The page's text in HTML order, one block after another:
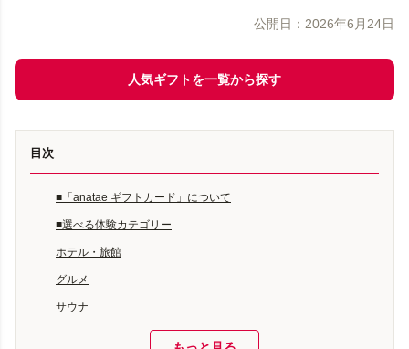
公開日： 2026年6月24日
人気ギフトを一覧から探す
目次
■「anatae ギフトカード」について
■選べる体験カテゴリー
ホテル・旅館
グルメ
サウナ